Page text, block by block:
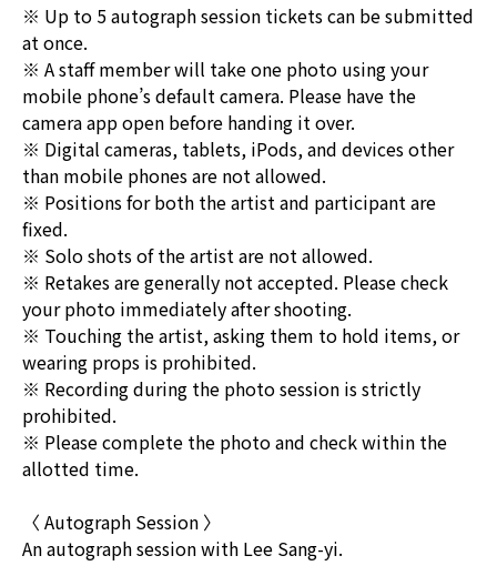
※ Up to 5 autograph session tickets can be submitted
at once.
※ A staff member will take one photo using your
mobile phone’s default camera. Please have the
camera app open before handing it over.
※ Digital cameras, tablets, iPods, and devices other
than mobile phones are not allowed.
※ Positions for both the artist and participant are
fixed.
※ Solo shots of the artist are not allowed.
※ Retakes are generally not accepted. Please check
your photo immediately after shooting.
※ Touching the artist, asking them to hold items, or
wearing props is prohibited.
※ Recording during the photo session is strictly
prohibited.
※ Please complete the photo and check within the
allotted time.
〈 Autograph Session 〉
An autograph session with Lee Sang-yi.